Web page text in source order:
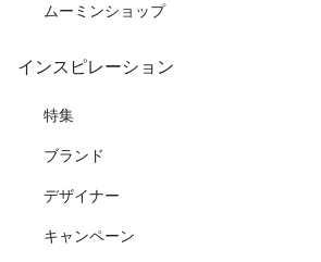
ムーミンショップ
インスピレーション
特集
ブランド
デザイナー
キャンペーン